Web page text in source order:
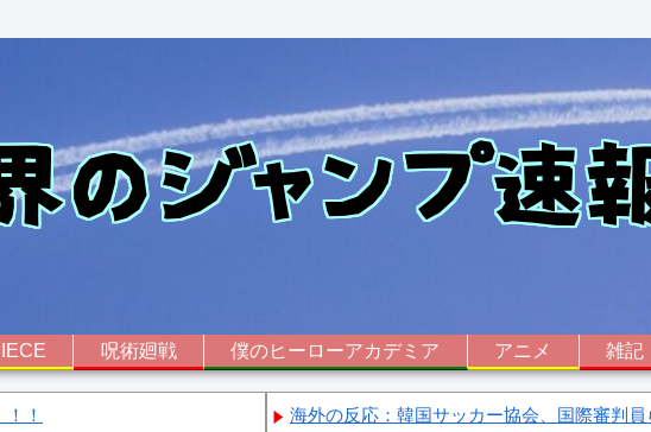
呪術廻戦 僕のヒーローアカデミア アニメ 雑記
！
海外の反応：韓国サッカー協会、国際審判